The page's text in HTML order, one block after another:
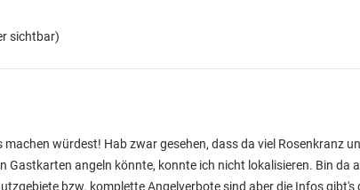
sichtbar)
machen würdest! Hab zwar gesehen, dass da viel Rosenkranz
Gastkarten angeln könnte, konnte ich nicht lokalisieren. Bin da
bzw. komplette Angelverbote sind aber die Infos